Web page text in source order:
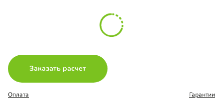
Заказать расчет
Оплата Гарантии